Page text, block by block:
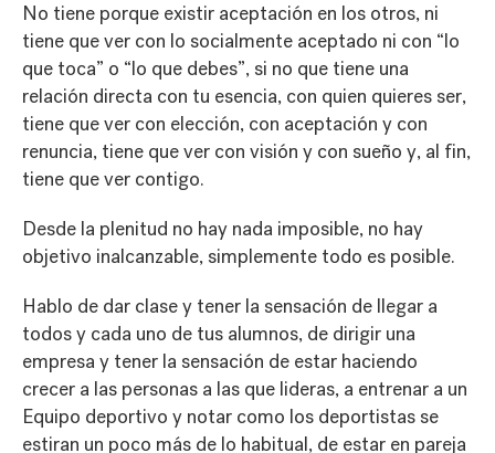
No tiene porque existir aceptación en los otros, ni
tiene que ver con lo socialmente aceptado ni con “lo
que toca” o “lo que debes”, si no que tiene una
relación directa con tu esencia, con quien quieres ser,
tiene que ver con elección, con aceptación y con
renuncia, tiene que ver con visión y con sueño y, al fin,
tiene que ver contigo.
Desde la plenitud no hay nada imposible, no hay
objetivo inalcanzable, simplemente todo es posible.
Hablo de dar clase y tener la sensación de llegar a
todos y cada uno de tus alumnos, de dirigir una
empresa y tener la sensación de estar haciendo
crecer a las personas a las que lideras, a entrenar a un
Equipo deportivo y notar como los deportistas se
estiran un poco más de lo habitual, de estar en pareja